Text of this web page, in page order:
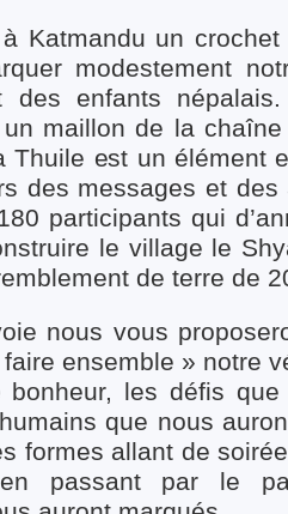
Katmandu un
modestement
des enfants
maillon de la
Thuile est un élément
des messages et
participants qui
le village le
de terre de
nous vous
ensemble » notre
bonheur, les défis
que nous
formes allant de
passant par le